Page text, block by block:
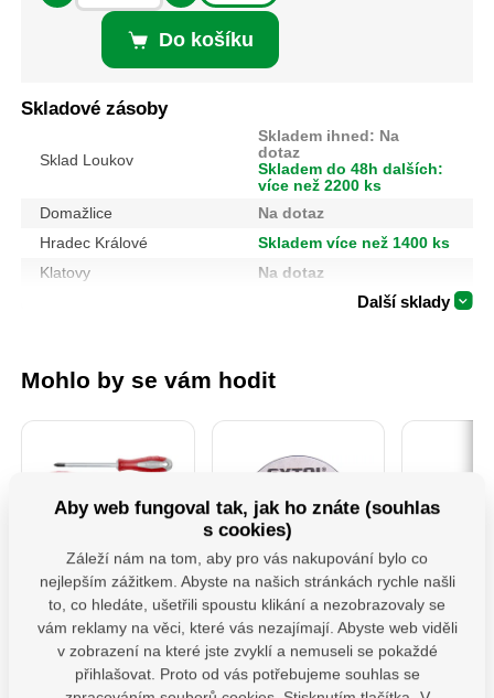
Do košíku
Skladové zásoby
Sklad Loukov
Skladem ihned: Na
dotaz
Skladem do 48h dalších:
více než 2200 ks
Domažlice
Na dotaz
Hradec Králové
Skladem více než 1400 ks
Klatovy
Na dotaz
Další sklady
Mohlo by se vám hodit
4740930 Sada
Šroubováků 7ks
Profesionální sada
šroubováků Fortum,
která splňuje vysoké
106901-Kotouče
řezné na kov, 5ks,
115x1,0x22,2mm
Řezné a brusné
kotouče rozdělujeme do
tří kvalitativních řad
PSS 80 (
Patka
"U"
Patka
Aby web fungoval tak, jak ho znáte (souhlas
s cookies)
Záleží nám na tom, aby pro vás nakupování bylo co
nejlepším zážitkem. Abyste na našich stránkách rychle našli
to, co hledáte, ušetřili spoustu klikání a nezobrazovaly se
vám reklamy na věci, které vás nezajímají. Abyste web viděli
v zobrazení na které jste zvyklí a nemuseli se pokaždé
přihlašovat. Proto od vás potřebujeme souhlas se